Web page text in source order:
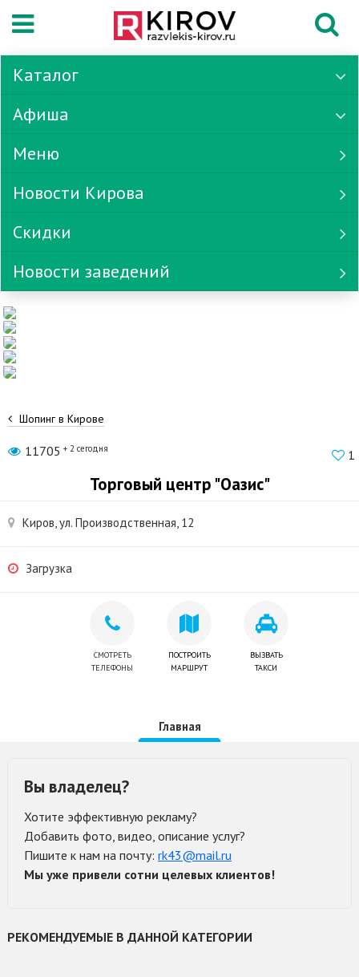
Каталог
Афиша
Меню
Новости Кирова
Скидки
Новости заведений
Шопинг в Кирове
11705 + 2 сегодня 1
Торговый центр "Оазис"
Киров, ул. Производственная, 12
Загрузка
СМОТРЕТЬ
ТЕЛЕФОНЫ
ПОСТРОИТЬ
МАРШРУТ
ВЫЗВАТЬ
ТАКСИ
Главная
Вы владелец?
Хотите эффективную рекламу?
Добавить фото, видео, описание услуг?
Пишите к нам на почту: rk43@mail.ru
Мы уже привели сотни целевых клиентов!
РЕКОМЕНДУЕМЫЕ В ДАННОЙ КАТЕГОРИИ